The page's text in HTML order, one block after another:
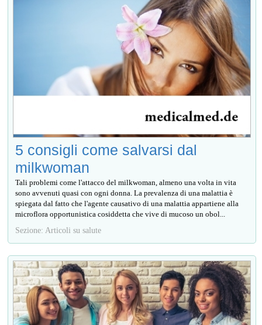
5 consigli come salvarsi dal
milkwoman
Tali problemi come l'attacco del milkwoman, almeno una volta in vita
sono avvenuti quasi con ogni donna. La prevalenza di una malattia è
spiegata dal fatto che l'agente causativo di una malattia appartiene alla
microflora opportunistica cosiddetta che vive di mucoso un obol...
Sezione: Articoli su salute